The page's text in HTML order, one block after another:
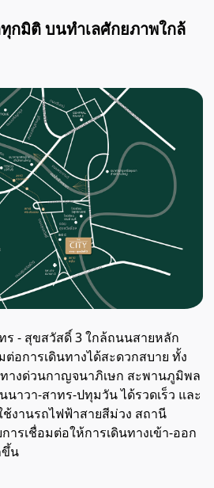
กมิติ บนทำเลศักยภาพใกล้
ร - สุขสวัสดิ์ 3 ใกล้ถนนสายหลัก
อการเดินทางได้สะดวกสบาย ทั้ง
างด่วนกาญจนาภิเษก สะพานภูมิพล
นาวา-สาทร-ปทุมวัน ได้รวดเร็ว และ
งานรถไฟฟ้าสายสีม่วง สถานี
ารเชื่อมต่อให้การเดินทางเข้า-ออก
ขึ้น